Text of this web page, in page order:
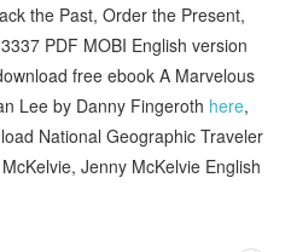
the Past, Order the Present,
PDF MOBI English version
free ebook A Marvelous
Lee by Danny Fingeroth here,
National Geographic Traveler
Jenny McKelvie English